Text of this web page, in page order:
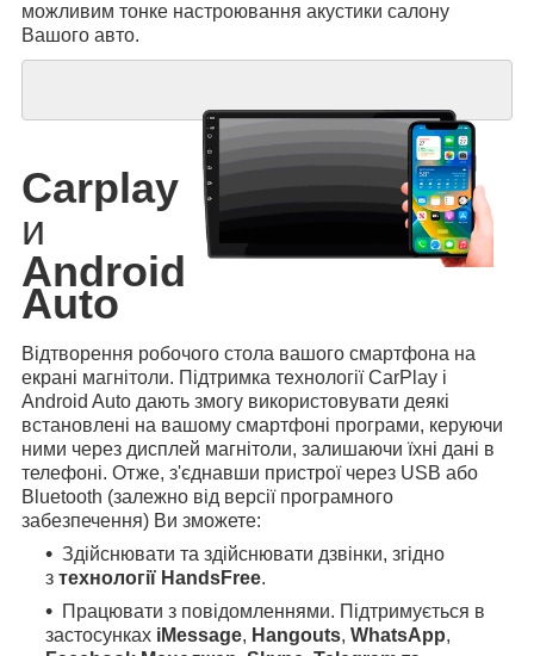
можливим тонке настроювання акустики салону
Вашого авто.
Carplay
и
Android
Auto
Відтворення робочого стола вашого смартфона на
екрані магнітоли. Підтримка технології CarPlay і
Android Auto дають змогу використовувати деякі
встановлені на вашому смартфоні програми, керуючи
ними через дисплей магнітоли, залишаючи їхні дані в
телефоні. Отже, з'єднавши пристрої через USB або
Bluetooth (залежно від версії програмного
забезпечення) Ви зможете:
Здійснювати та здійснювати дзвінки, згідно
з технології HandsFree.
Працювати з повідомленнями. Підтримується в
застосунках iMessage, Hangouts, WhatsApp,